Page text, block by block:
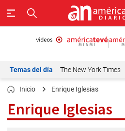
Temas del día The New York Times
Inicio Enrique Iglesias
Enrique Iglesias